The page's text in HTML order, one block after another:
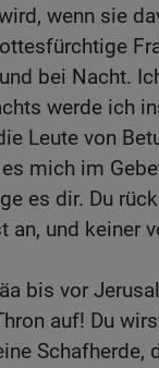
wenn sie
bei Nacht.
werde ich
Leute von
mich im
es dir. Du
an, und keiner
bis vor
auf! Du
Schafherde,